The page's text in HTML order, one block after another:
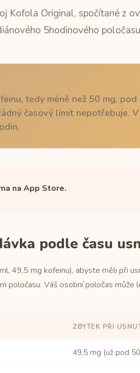
Kofola Original, spočítané z
5hodinového
tedy méně než 50 mg,
časový limit nepotřebuje.
na App Store.
podle času
49,5 mg kofeinu), abyste měli při
poločasu. Váš osobní poločas může
ZBYTEK PŘI
49,5 mg (už pod